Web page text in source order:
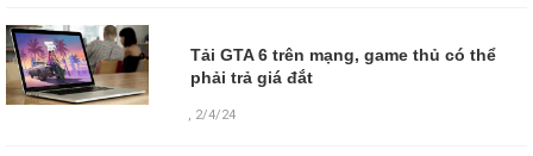
Tải GTA 6 trên mạng, game thủ có thể
phải trả giá đắt
, 2/4/24